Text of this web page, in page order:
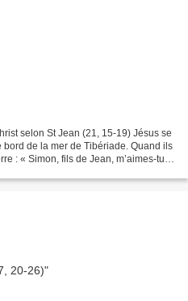
selon St Jean (21, 15-19) Jésus se
de la mer de Tibériade. Quand ils
: « Simon, fils de Jean, m’aimes-tu